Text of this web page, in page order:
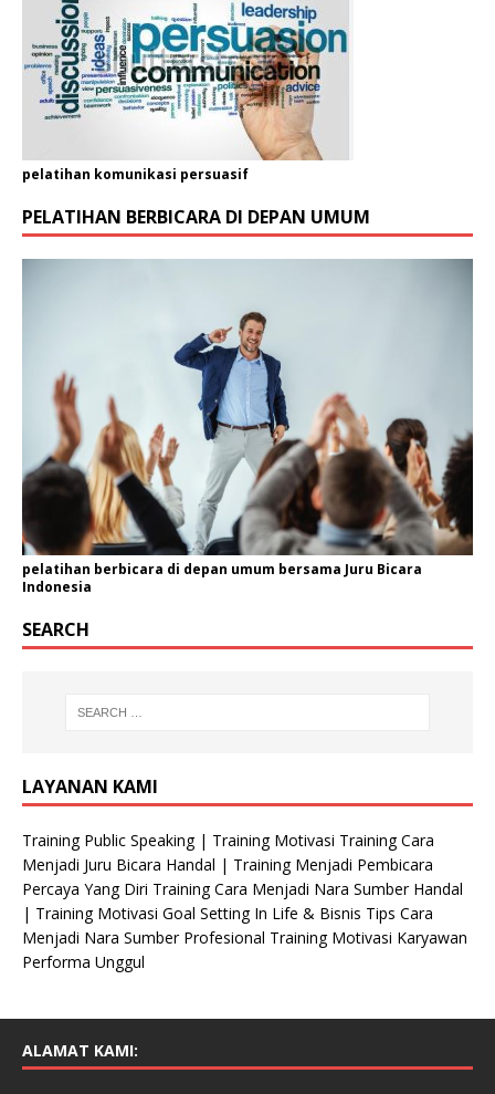
pelatihan komunikasi persuasif
PELATIHAN BERBICARA DI DEPAN UMUM
pelatihan berbicara di depan umum bersama Juru Bicara
Indonesia
SEARCH
LAYANAN KAMI
Training Public Speaking | Training Motivasi Training Cara
Menjadi Juru Bicara Handal | Training Menjadi Pembicara
Percaya Yang Diri Training Cara Menjadi Nara Sumber Handal
| Training Motivasi Goal Setting In Life & Bisnis Tips Cara
Menjadi Nara Sumber Profesional Training Motivasi Karyawan
Performa Unggul
ALAMAT KAMI: